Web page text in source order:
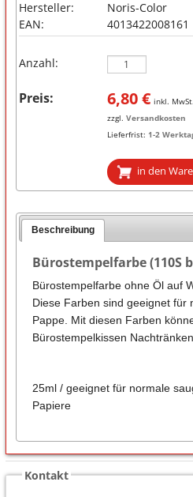
Hersteller:
Noris-Color
EAN:
4013422008161
Anzahl:
Preis: 6,80€ inkl.
zzgl. Versandkosten
Lieferfrist: 1-2
in den
Beschreibung
Bürostempelfarbe (110S
Bürostempelfarbe ohne Öl auf
Diese Farben sind geeignet für
Pappe. Mit diesen Farben
Bürostempelkissen Nachtränken.
25ml / geeignet für normale
Papiere
Kontakt